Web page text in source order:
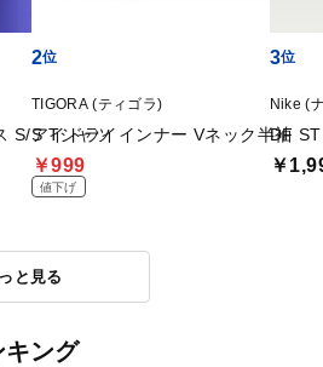
S/S Tシャツ
2
TIGORA (ティゴラ)
アイドライインナー Vネック半袖
￥999
値下げ
3
Nike (
DF
￥
と見る
キング